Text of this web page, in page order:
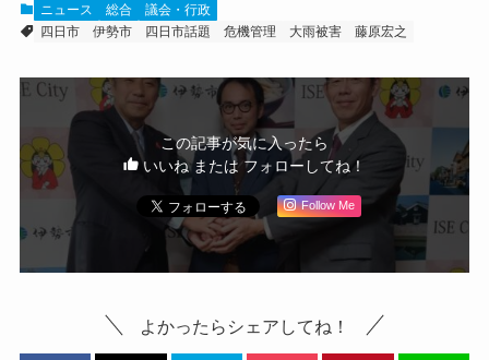
ニュース 総合
議会・行政
四日市
伊勢市 四日市話題 危機管理 大雨被害 藤原宏之
この記事が気に入ったら
いいね または フォローしてね！
Follow Me
よかったらシェアしてね！